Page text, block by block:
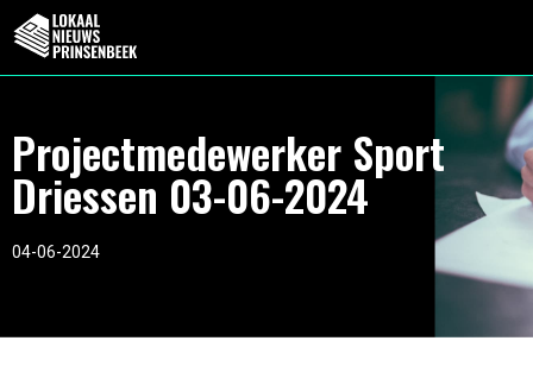
Projectmedewerker Sport
Driessen 03-06-2024
04-06-2024